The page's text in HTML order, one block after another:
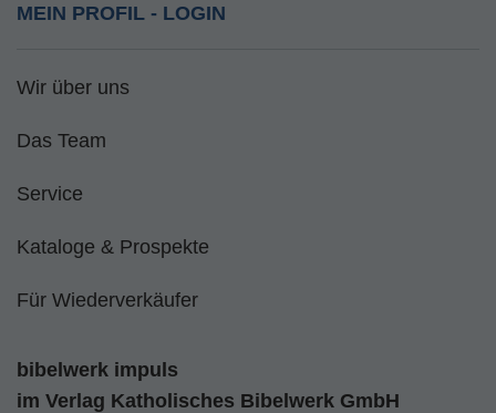
MEIN PROFIL - LOGIN
Wir über uns
Das Team
Service
Kataloge & Prospekte
Für Wiederverkäufer
bibelwerk impuls
im Verlag Katholisches Bibelwerk GmbH